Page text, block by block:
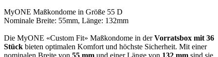
MyONE Maßkondome in Größe 55 D
Nominale Breite: 55mm, Länge: 132mm
Die MyONE «Custom Fit» Maßkondome in derVorratsbox mit 36
Stück bieten optimalen Komfort und höchste Sicherheit. Mit einer
nominalen Breite von 55 mm und einer Länge von 132 mm sind sie